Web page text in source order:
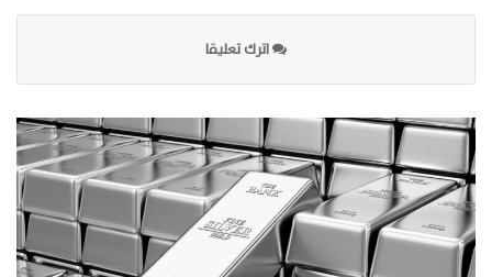
اترك تعليقا